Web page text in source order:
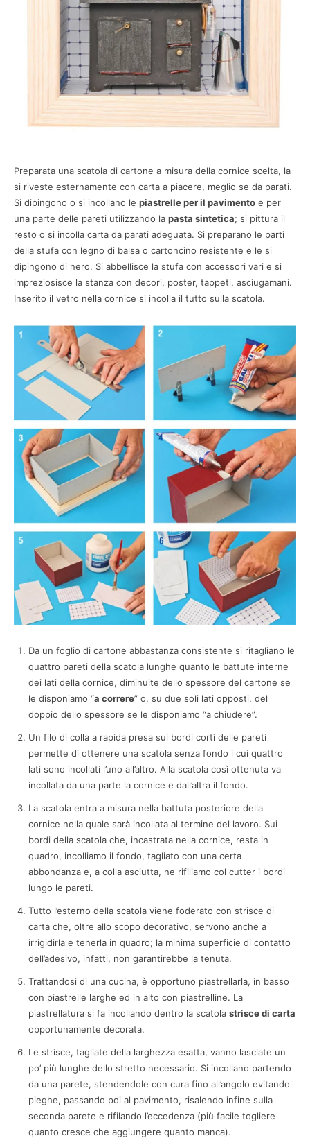
Preparata una scatola di cartone a misura della cornice scelta, la
si riveste esternamente con carta a piacere, meglio se da parati.
Si dipingono o si incollano le piastrelle per il pavimento e per
una parte delle pareti utilizzando la pasta sintetica; si pittura il
resto o si incolla carta da parati adeguata. Si preparano le parti
della stufa con legno di balsa o cartoncino resistente e le si
dipingono di nero. Si abbellisce la stufa con accessori vari e si
impreziosisce la stanza con decori, poster, tappeti, asciugamani.
Inserito il vetro nella cornice si incolla il tutto sulla scatola.
Da un foglio di cartone abbastanza consistente si ritagliano le
quattro pareti della scatola lunghe quanto le battute interne
dei lati della cornice, diminuite dello spessore del cartone se
le disponiamo “a correre” o, su due soli lati opposti, del
doppio dello spessore se le disponiamo “a chiudere”.
Un filo di colla a rapida presa sui bordi corti delle pareti
permette di ottenere una scatola senza fondo i cui quattro
lati sono incollati l’uno all’altro. Alla scatola così ottenuta va
incollata da una parte la cornice e dall’altra il fondo.
La scatola entra a misura nella battuta posteriore della
cornice nella quale sarà incollata al termine del lavoro. Sui
bordi della scatola che, incastrata nella cornice, resta in
quadro, incolliamo il fondo, tagliato con una certa
abbondanza e, a colla asciutta, ne rifiliamo col cutter i bordi
lungo le pareti.
Tutto l’esterno della scatola viene foderato con strisce di
carta che, oltre allo scopo decorativo, servono anche a
irrigidirla e tenerla in quadro; la minima superficie di contatto
dell’adesivo, infatti, non garantirebbe la tenuta.
Trattandosi di una cucina, è opportuno piastrellarla, in basso
con piastrelle larghe ed in alto con piastrelline. La
piastrellatura si fa incollando dentro la scatola strisce di carta
opportunamente decorata.
Le strisce, tagliate della larghezza esatta, vanno lasciate un
po’ più lunghe dello stretto necessario. Si incollano partendo
da una parete, stendendole con cura fino all’angolo evitando
pieghe, passando poi al pavimento, risalendo infine sulla
seconda parete e rifilando l’eccedenza (più facile togliere
quanto cresce che aggiungere quanto manca).